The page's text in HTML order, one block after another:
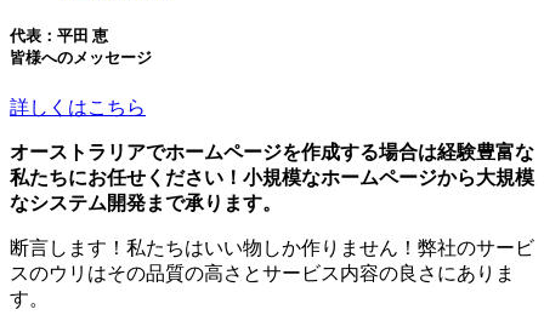
代表：平田 恵
皆様へのメッセージ
詳しくはこちら
オーストラリアでホームページを作成する場合は経験豊富な
私たちにお任せください！小規模なホームページから大規模
なシステム開発まで承ります。
断言します！私たちはいい物しか作りません！弊社のサービ
スのウリはその品質の高さとサービス内容の良さにありま
す。